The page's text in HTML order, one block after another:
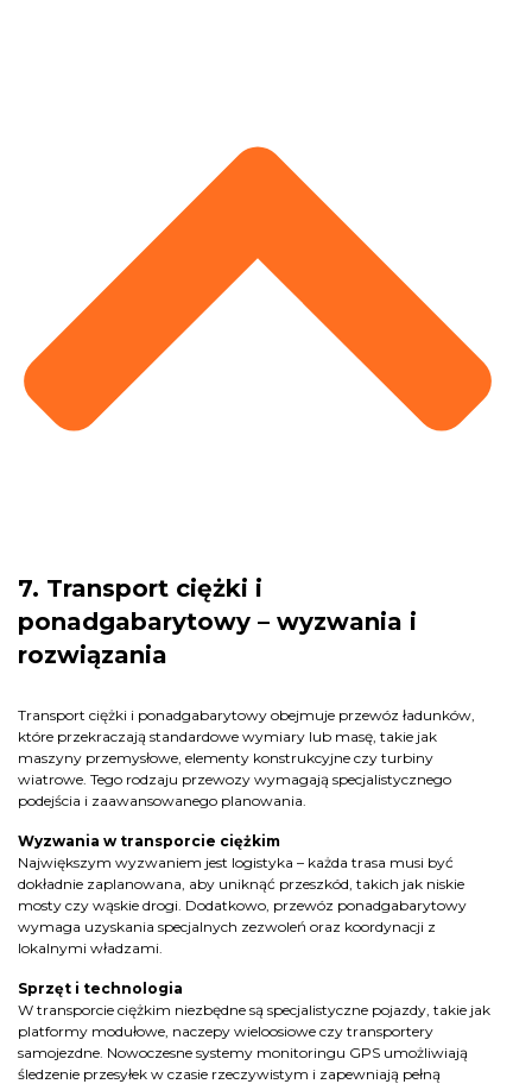
7. Transport ciężki i
ponadgabarytowy – wyzwania i
rozwiązania
Transport ciężki i ponadgabarytowy obejmuje przewóz ładunków,
które przekraczają standardowe wymiary lub masę, takie jak
maszyny przemysłowe, elementy konstrukcyjne czy turbiny
wiatrowe. Tego rodzaju przewozy wymagają specjalistycznego
podejścia i zaawansowanego planowania.
Wyzwania w transporcie ciężkim
Największym wyzwaniem jest logistyka – każda trasa musi być
dokładnie zaplanowana, aby uniknąć przeszkód, takich jak niskie
mosty czy wąskie drogi. Dodatkowo, przewóz ponadgabarytowy
wymaga uzyskania specjalnych zezwoleń oraz koordynacji z
lokalnymi władzami.
Sprzęt i technologia
W transporcie ciężkim niezbędne są specjalistyczne pojazdy, takie jak
platformy modułowe, naczepy wieloosiowe czy transportery
samojezdne. Nowoczesne systemy monitoringu GPS umożliwiają
śledzenie przesyłek w czasie rzeczywistym i zapewniają pełną